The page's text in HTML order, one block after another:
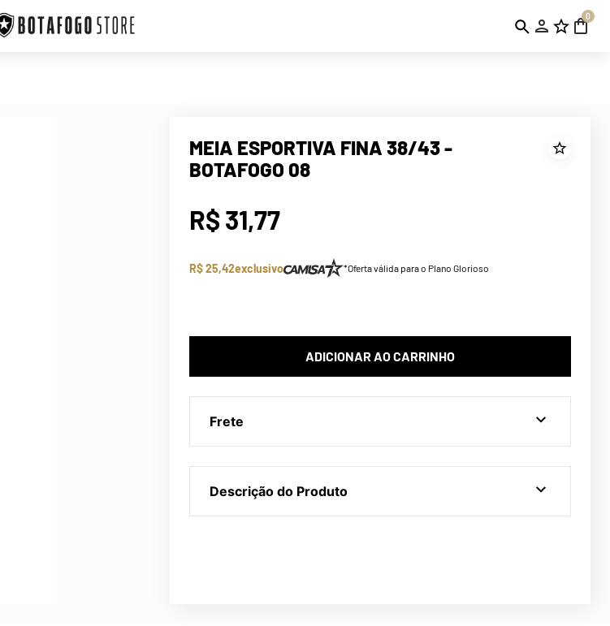
0
MEIA ESPORTIVA FINA 38/43 -
BOTAFOGO 08
R$ 31,77
R$ 25,42exclusivo *Oferta válida para o Plano Glorioso
ADICIONAR AO CARRINHO
Frete
Descrição do Produto